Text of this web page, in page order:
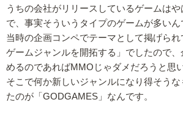
うちの会社がリリースしているゲームは
で、事実そういうタイプのゲームが多いん
当時の企画コンペでテーマとして掲げら
ゲームジャンルを開拓する」でしたので
めるのであればMMOじゃダメだろうと思
そこで何か新しいジャンルになり得そうな
たのが「GODGAMES」なんです。